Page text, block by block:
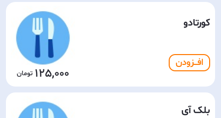
کورتادو
افـــزودن
125,000
بلک آی